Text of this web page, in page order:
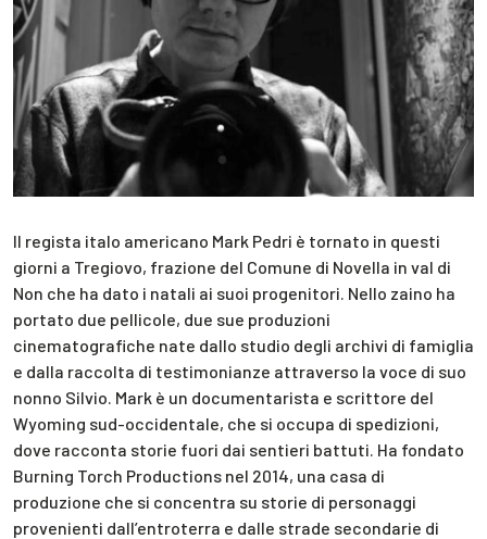
Il regista italo americano Mark Pedri è tornato in questi
giorni a Tregiovo, frazione del Comune di Novella in val di
Non che ha dato i natali ai suoi progenitori. Nello zaino ha
portato due pellicole, due sue produzioni
cinematografiche nate dallo studio degli archivi di famiglia
e dalla raccolta di testimonianze attraverso la voce di suo
nonno Silvio. Mark è un documentarista e scrittore del
Wyoming sud-occidentale, che si occupa di spedizioni,
dove racconta storie fuori dai sentieri battuti. Ha fondato
Burning Torch Productions nel 2014, una casa di
produzione che si concentra su storie di personaggi
provenienti dall’entroterra e dalle strade secondarie di